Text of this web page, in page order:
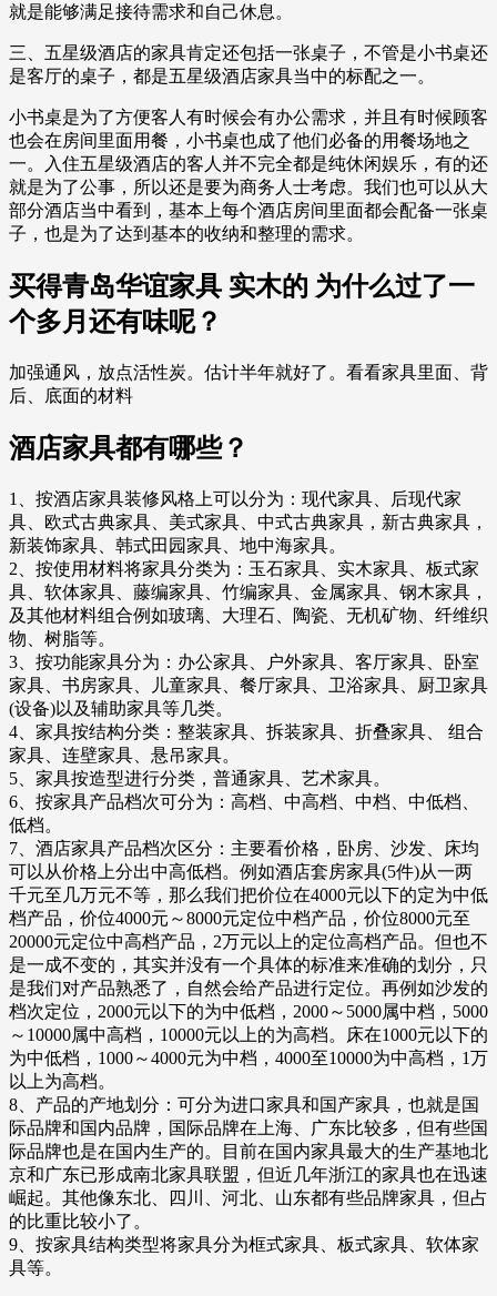
就是能够满足接待需求和自己休息。
三、五星级酒店的家具肯定还包括一张桌子，不管是小书桌还
是客厅的桌子，都是五星级酒店家具当中的标配之一。
小书桌是为了方便客人有时候会有办公需求，并且有时候顾客
也会在房间里面用餐，小书桌也成了他们必备的用餐场地之
一。入住五星级酒店的客人并不完全都是纯休闲娱乐，有的还
就是为了公事，所以还是要为商务人士考虑。我们也可以从大
部分酒店当中看到，基本上每个酒店房间里面都会配备一张桌
子，也是为了达到基本的收纳和整理的需求。
买得青岛华谊家具 实木的 为什么过了一
个多月还有味呢？
加强通风，放点活性炭。估计半年就好了。看看家具里面、背
后、底面的材料
酒店家具都有哪些？
1、按酒店家具装修风格上可以分为：现代家具、后现代家
具、欧式古典家具、美式家具、中式古典家具，新古典家具，
新装饰家具、韩式田园家具、地中海家具。
2、按使用材料将家具分类为：玉石家具、实木家具、板式家
具、软体家具、藤编家具、竹编家具、金属家具、钢木家具，
及其他材料组合例如玻璃、大理石、陶瓷、无机矿物、纤维织
物、树脂等。
3、按功能家具分为：办公家具、户外家具、客厅家具、卧室
家具、书房家具、儿童家具、餐厅家具、卫浴家具、厨卫家具
(设备)以及辅助家具等几类。
4、家具按结构分类：整装家具、拆装家具、折叠家具、 组合
家具、连壁家具、悬吊家具。
5、家具按造型进行分类，普通家具、艺术家具。
6、按家具产品档次可分为：高档、中高档、中档、中低档、
低档。
7、酒店家具产品档次区分：主要看价格，卧房、沙发、床均
可以从价格上分出中高低档。例如酒店套房家具(5件)从一两
千元至几万元不等，那么我们把价位在4000元以下的定为中低
档产品，价位4000元～8000元定位中档产品，价位8000元至
20000元定位中高档产品，2万元以上的定位高档产品。但也不
是一成不变的，其实并没有一个具体的标准来准确的划分，只
是我们对产品熟悉了，自然会给产品进行定位。再例如沙发的
档次定位，2000元以下的为中低档，2000～5000属中档，5000
～10000属中高档，10000元以上的为高档。床在1000元以下的
为中低档，1000～4000元为中档，4000至10000为中高档，1万
以上为高档。
8、产品的产地划分：可分为进口家具和国产家具，也就是国
际品牌和国内品牌，国际品牌在上海、广东比较多，但有些国
际品牌也是在国内生产的。目前在国内家具最大的生产基地北
京和广东已形成南北家具联盟，但近几年浙江的家具也在迅速
崛起。其他像东北、四川、河北、山东都有些品牌家具，但占
的比重比较小了。
9、按家具结构类型将家具分为框式家具、板式家具、软体家
具等。